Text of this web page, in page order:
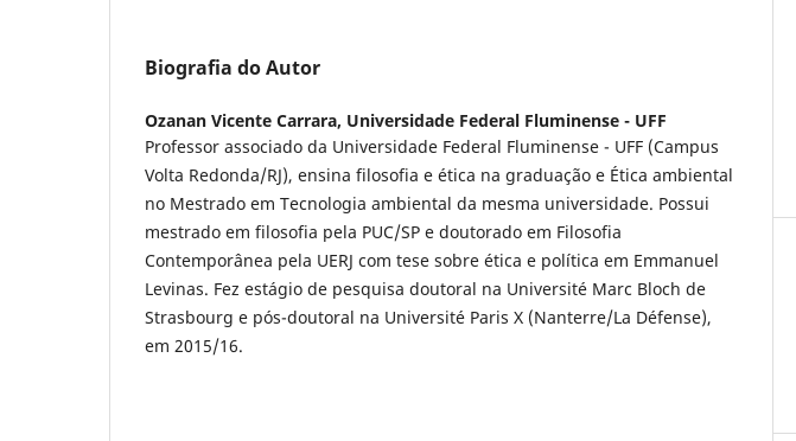
Biografia do Autor
Ozanan Vicente Carrara, Universidade Federal Fluminense - UFF
Professor associado da Universidade Federal Fluminense - UFF (Campus
Volta Redonda/RJ), ensina filosofia e ética na graduação e Ética ambiental
no Mestrado em Tecnologia ambiental da mesma universidade. Possui
mestrado em filosofia pela PUC/SP e doutorado em Filosofia
Contemporânea pela UERJ com tese sobre ética e política em Emmanuel
Levinas. Fez estágio de pesquisa doutoral na Université Marc Bloch de
Strasbourg e pós-doutoral na Université Paris X (Nanterre/La Défense),
em 2015/16.